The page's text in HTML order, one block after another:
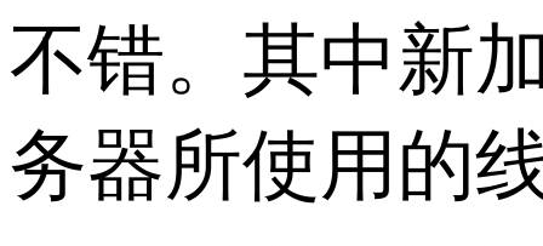
不错。其中新
务器所使用的